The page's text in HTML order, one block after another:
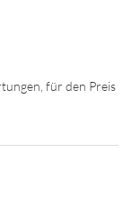
für den Preis